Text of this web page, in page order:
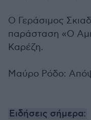
Ο Γεράσιμος
παράσταση «Ο
Καρέζη.
Μαύρο Ρόδο:
Ειδήσεις σήμερα: